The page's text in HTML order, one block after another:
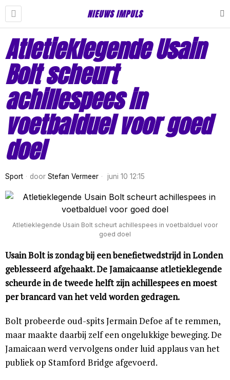
NIEUWS IMPULS
Atletieklegende Usain
Bolt scheurt
achillespees in
voetbalduel voor goed
doel
Sport door Stefan Vermeer juni 10 12:15
Atletieklegende Usain Bolt scheurt achillespees in voetbalduel voor
goed doel
Usain Bolt is zondag bij een benefietwedstrijd in Londen
geblesseerd afgehaakt. De Jamaicaanse atletieklegende
scheurde in de tweede helft zijn achillespees en moest
per brancard van het veld worden gedragen.
Bolt probeerde oud-spits Jermain Defoe af te remmen,
maar maakte daarbij zelf een ongelukkige beweging. De
Jamaicaan werd vervolgens onder luid applaus van het
publiek op Stamford Bridge afgevoerd.